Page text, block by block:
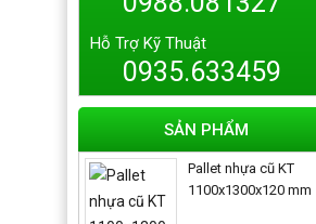
Hỗ Trợ Kỹ Thuật
0935.633459
SẢN PHẨM
Pallet nhựa cũ KT
1100x1300x120 mm